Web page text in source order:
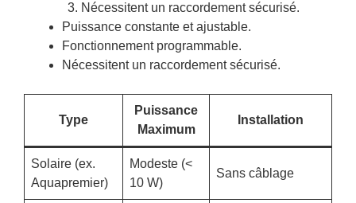
Nécessitent un raccordement sécurisé.
Puissance constante et ajustable.
Fonctionnement programmable.
Nécessitent un raccordement sécurisé.
Type
Puissance
Maximum
Installation
Solaire (ex.
Aquapremier)
Modeste (<
10 W)
Sans câblage